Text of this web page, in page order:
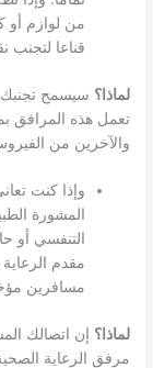
من لوازم أو
قناعا
لماذا؟ سيسمح تجنبك
تعمل هذه المرافق
والآخرين من الفيروس
وإذا كنت
المشورة
التنفسي أو
مقدم
مسافرين
لماذا؟ إن اتصالك
مرفق الرعاية